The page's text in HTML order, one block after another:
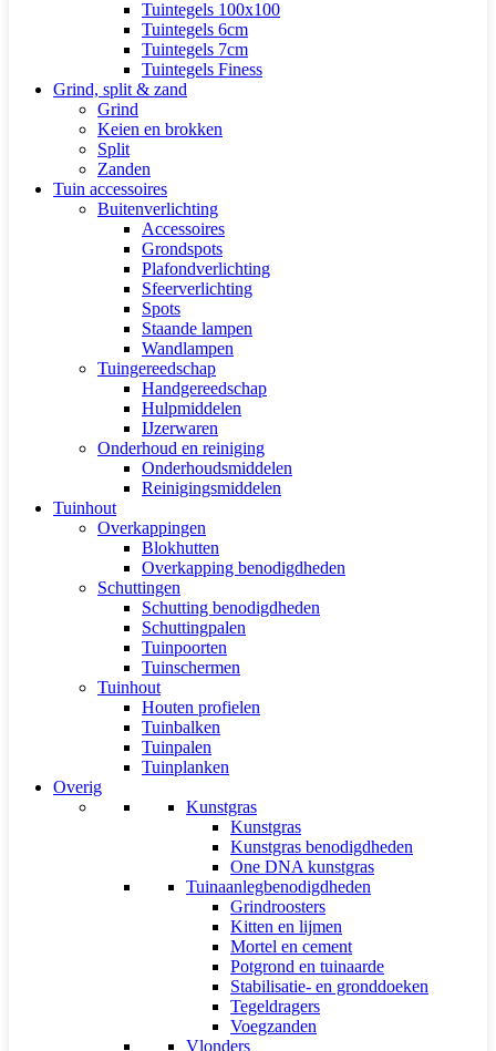
Tuintegels 100x100
Tuintegels 6cm
Tuintegels 7cm
Tuintegels Finess
Grind, split & zand
Grind
Keien en brokken
Split
Zanden
Tuin accessoires
Buitenverlichting
Accessoires
Grondspots
Plafondverlichting
Sfeerverlichting
Spots
Staande lampen
Wandlampen
Tuingereedschap
Handgereedschap
Hulpmiddelen
IJzerwaren
Onderhoud en reiniging
Onderhoudsmiddelen
Reinigingsmiddelen
Tuinhout
Overkappingen
Blokhutten
Overkapping benodigdheden
Schuttingen
Schutting benodigdheden
Schuttingpalen
Tuinpoorten
Tuinschermen
Tuinhout
Houten profielen
Tuinbalken
Tuinpalen
Tuinplanken
Overig
Kunstgras
Kunstgras
Kunstgras benodigdheden
One DNA kunstgras
Tuinaanlegbenodigdheden
Grindroosters
Kitten en lijmen
Mortel en cement
Potgrond en tuinaarde
Stabilisatie- en gronddoeken
Tegeldragers
Voegzanden
Vlonders